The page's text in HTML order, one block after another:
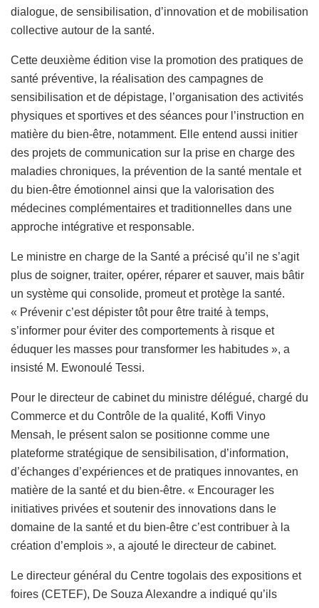
dialogue, de sensibilisation, d’innovation et de mobilisation
collective autour de la santé.
Cette deuxième édition vise la promotion des pratiques de
santé préventive, la réalisation des campagnes de
sensibilisation et de dépistage, l’organisation des activités
physiques et sportives et des séances pour l’instruction en
matière du bien-être, notamment. Elle entend aussi initier
des projets de communication sur la prise en charge des
maladies chroniques, la prévention de la santé mentale et
du bien-être émotionnel ainsi que la valorisation des
médecines complémentaires et traditionnelles dans une
approche intégrative et responsable.
Le ministre en charge de la Santé a précisé qu’il ne s’agit
plus de soigner, traiter, opérer, réparer et sauver, mais bâtir
un système qui consolide, promeut et protège la santé.
« Prévenir c’est dépister tôt pour être traité à temps,
s’informer pour éviter des comportements à risque et
éduquer les masses pour transformer les habitudes », a
insisté M. Ewonoulé Tessi.
Pour le directeur de cabinet du ministre délégué, chargé du
Commerce et du Contrôle de la qualité, Koffi Vinyo
Mensah, le présent salon se positionne comme une
plateforme stratégique de sensibilisation, d’information,
d’échanges d’expériences et de pratiques innovantes, en
matière de la santé et du bien-être. « Encourager les
initiatives privées et soutenir des innovations dans le
domaine de la santé et du bien-être c’est contribuer à la
création d’emplois », a ajouté le directeur de cabinet.
Le directeur général du Centre togolais des expositions et
foires (CETEF), De Souza Alexandre a indiqué qu’ils